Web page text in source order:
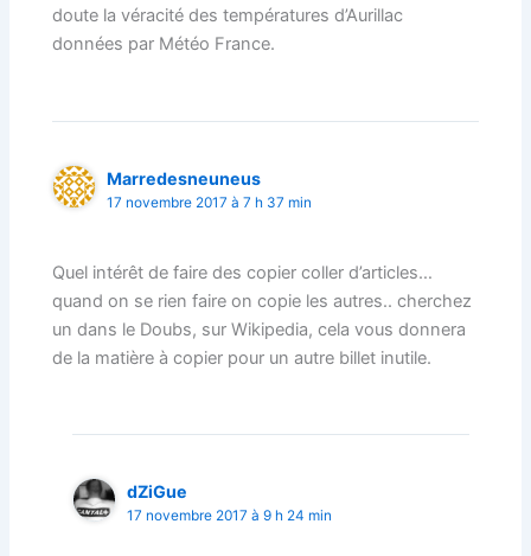
doute la véracité des températures d’Aurillac
données par Météo France.
Marredesneuneus
17 novembre 2017 à 7 h 37 min
Quel intérêt de faire des copier coller d’articles…
quand on se rien faire on copie les autres.. cherchez
un dans le Doubs, sur Wikipedia, cela vous donnera
de la matière à copier pour un autre billet inutile.
dZiGue
17 novembre 2017 à 9 h 24 min